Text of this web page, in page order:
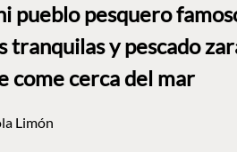
pueblo pesquero
tranquilas y pescado
come cerca del mar
Limón